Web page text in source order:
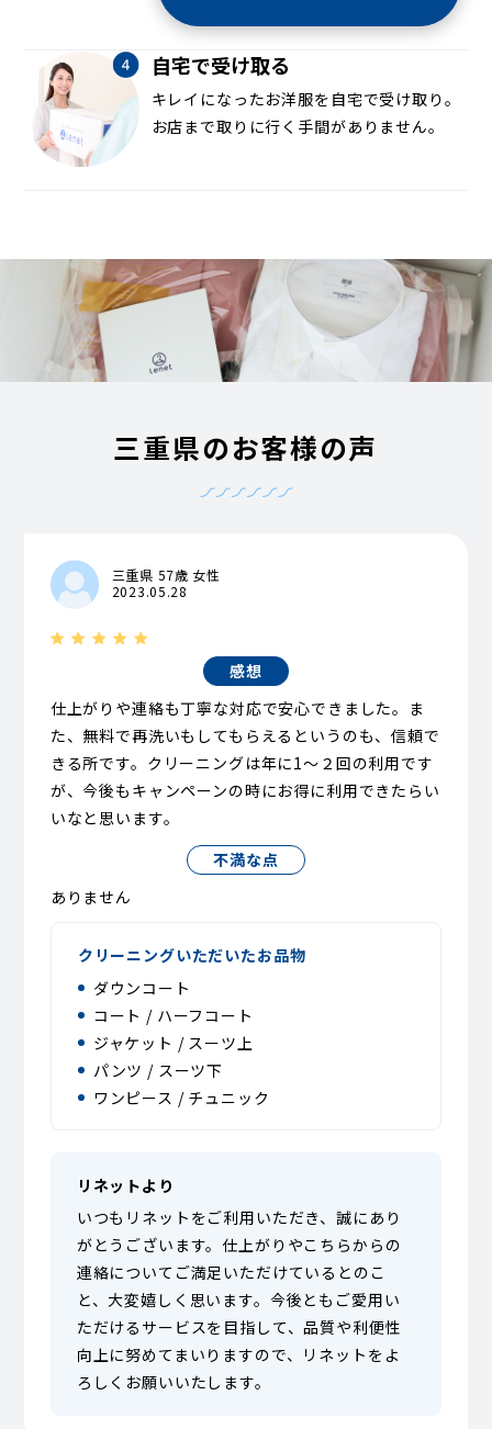
自宅で受け取る
キレイになったお洋服を自宅で受け取り。
お店まで取りに行く手間がありません。
三重県のお客様の声
三重県 57歳 女性
2023.05.28
感想
仕上がりや連絡も丁寧な対応で安心できました。ま
た、無料で再洗いもしてもらえるというのも、信頼で
きる所です。クリーニングは年に1〜２回の利用です
が、今後もキャンペーンの時にお得に利用できたらい
いなと思います。
不満な点
ありません
クリーニングいただいたお品物
ダウンコート
コート / ハーフコート
ジャケット / スーツ上
パンツ / スーツ下
ワンピース / チュニック
リネットより
いつもリネットをご利用いただき、誠にあり
がとうございます。仕上がりやこちらからの
連絡についてご満足いただけているとのこ
と、大変嬉しく思います。今後ともご愛用い
ただけるサービスを目指して、品質や利便性
向上に努めてまいりますので、リネットをよ
ろしくお願いいたします。